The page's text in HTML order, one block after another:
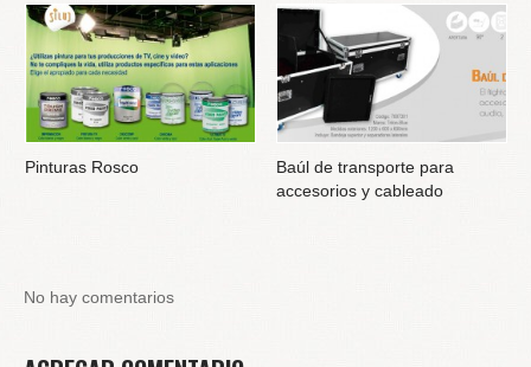
Pinturas Rosco
Baúl de transporte para
accesorios y cableado
No hay comentarios